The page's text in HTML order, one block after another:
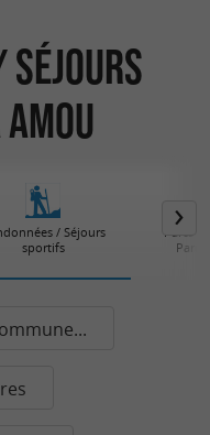
Séjours
/ Séjours
sportifs
Parcs